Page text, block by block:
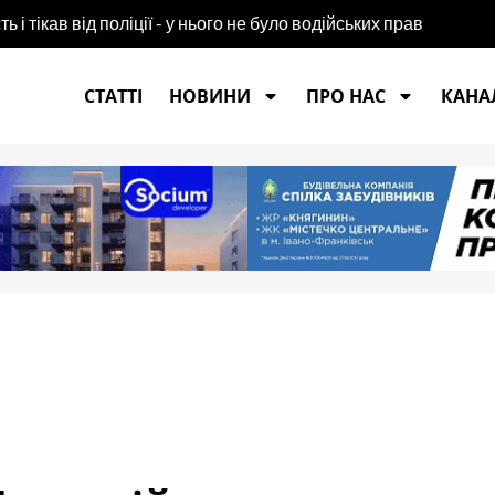
тікав від поліції - у нього не було водійських прав
СТАТТІ
НОВИНИ ПРО НАС